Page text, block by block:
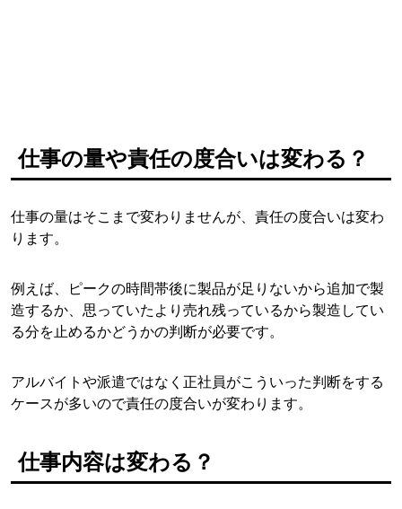
仕事の量や責任の度合いは変わる？
仕事の量はそこまで変わりませんが、責任の度合いは変わ
ります。
例えば、ピークの時間帯後に製品が足りないから追加で製
造するか、思っていたより売れ残っているから製造してい
る分を止めるかどうかの判断が必要です。
アルバイトや派遣ではなく正社員がこういった判断をする
ケースが多いので責任の度合いが変わります。
仕事内容は変わる？